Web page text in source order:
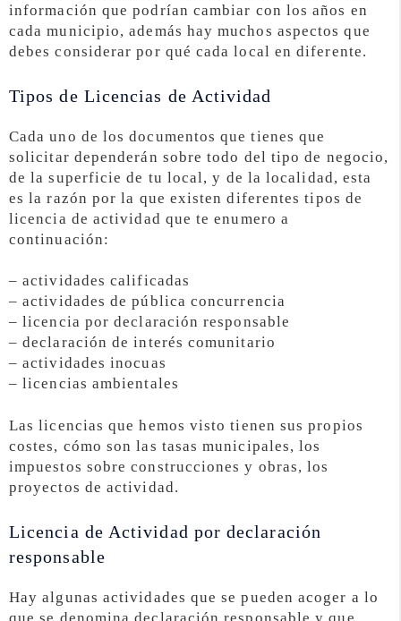
información que podrían cambiar con los años en
cada municipio, además hay muchos aspectos que
debes considerar por qué cada local en diferente.
Tipos de Licencias de Actividad
Cada uno de los documentos que tienes que
solicitar dependerán sobre todo del tipo de negocio,
de la superficie de tu local, y de la localidad, esta
es la razón por la que existen diferentes tipos de
licencia de actividad que te enumero a
continuación:
– actividades calificadas
– actividades de pública concurrencia
– licencia por declaración responsable
– declaración de interés comunitario
– actividades inocuas
– licencias ambientales
Las licencias que hemos visto tienen sus propios
costes, cómo son las tasas municipales, los
impuestos sobre construcciones y obras, los
proyectos de actividad.
Licencia de Actividad por declaración
responsable
Hay algunas actividades que se pueden acoger a lo